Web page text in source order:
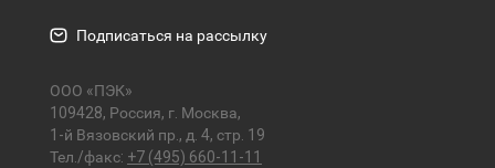
Подписаться на рассылку
ООО «ПЭК»
109428, Россия, г. Москва,
1-й Вязовский пр., д. 4, стр. 19
Тел./факс: +7 (495) 660-11-11